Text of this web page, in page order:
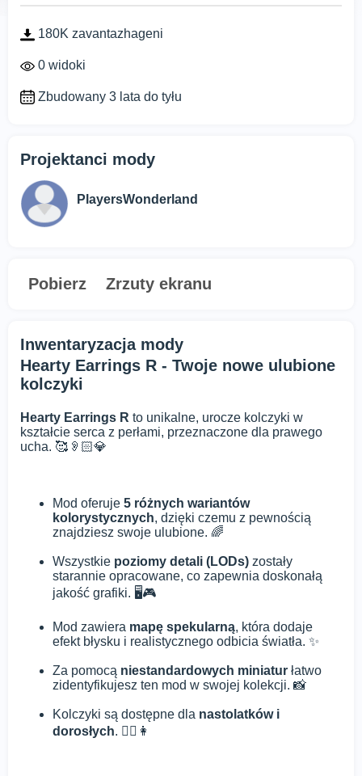
180K zavantazhageni
0 widoki
Zbudowany 3 lata do tyłu
Projektanci mody
PlayersWonderland
Pobierz Zrzuty ekranu
Inwentaryzacja mody
Hearty Earrings R - Twoje nowe ulubione
kolczyki
Hearty Earrings R to unikalne, urocze kolczyki w
kształcie serca z perłami, przeznaczone dla prawego
ucha. 🥰👂🏻💎
Mod oferuje 5 różnych wariantów
kolorystycznych, dzięki czemu z pewnością
znajdziesz swoje ulubione. 🌈
Wszystkie poziomy detali (LODs) zostały
starannie opracowane, co zapewnia doskonałą
jakość grafiki. 🖥️🎮
Mod zawiera mapę spekularną, która dodaje
efekt błysku i realistycznego odbicia światła. ✨
Za pomocą niestandardowych miniatur łatwo
zidentyfikujesz ten mod w swojej kolekcji. 📸
Kolczyki są dostępne dla nastolatków i
dorosłych. 👱‍♀️👩